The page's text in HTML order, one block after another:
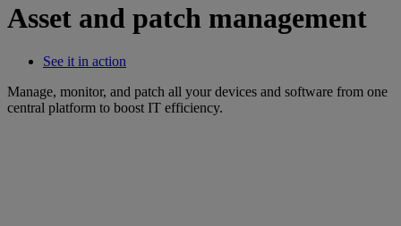
Asset and patch management
See it in action
Manage, monitor, and patch all your devices and software from one
central platform to boost IT efficiency.